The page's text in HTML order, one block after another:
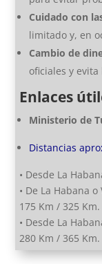
Cuidado con
limitado y, en
Cambio de
oficiales y
Enlaces
Ministerio de
Distancias
• Desde La
• De La Habana
175 Km / 325 Km.
• Desde La
280 Km / 365 Km.